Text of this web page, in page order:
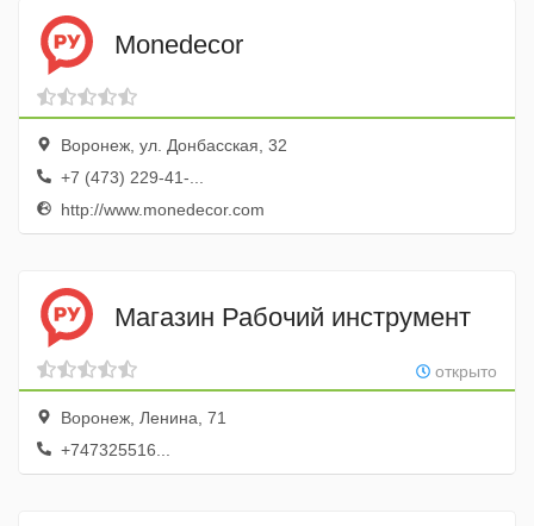
Monedecor
Воронеж, ул. Донбасская, 32
+7 (473) 229-41-...
http://www.monedecor.com
Магазин Рабочий инструмент
открыто
Воронеж, Ленина, 71
+747325516...